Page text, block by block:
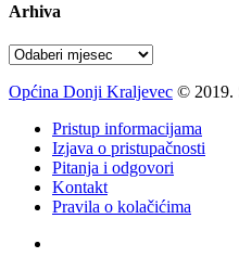
Arhiva
Arhiva
Općina Donji Kraljevec © 2019.
Pristup informacijama
Izjava o pristupačnosti
Pitanja i odgovori
Kontakt
Pravila o kolačićima